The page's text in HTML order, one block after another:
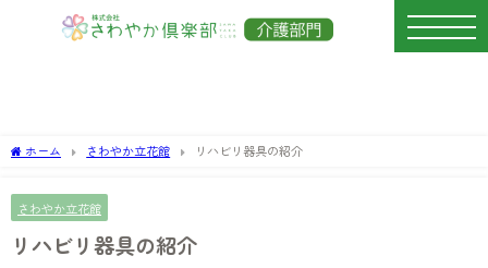
ホーム さわやか立花館 リハビリ器具の紹介
さわやか立花館
リハビリ器具の紹介